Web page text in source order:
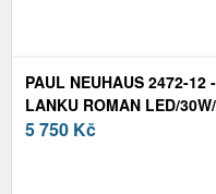
PAUL NEUHAUS 2472-12
LANKU ROMAN LED/
5 750 Kč